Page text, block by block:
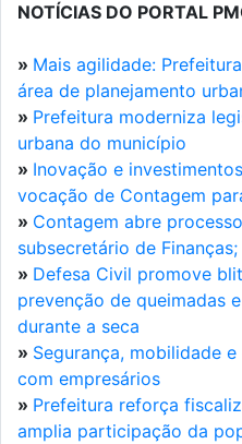
NOTÍCIAS DO PORTAL
» Mais agilidade:
área de planejamento
» Prefeitura moderniza
urbana do município
» Inovação e
vocação de Contagem
» Contagem abre
subsecretário de
» Defesa Civil promove
prevenção de queimadas
durante a seca
» Segurança, mobilidade
com empresários
» Prefeitura reforça
amplia participação da